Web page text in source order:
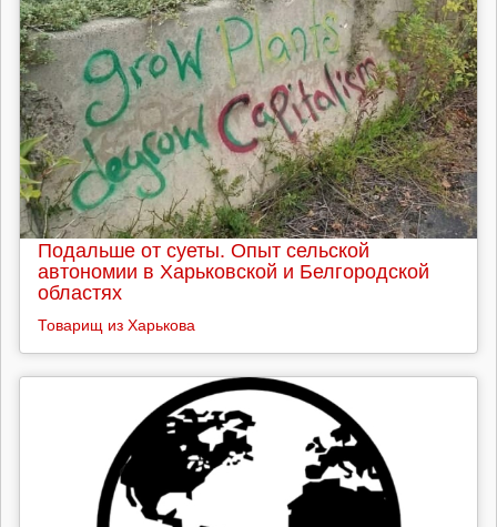
Подальше от суеты. Опыт сельской
автономии в Харьковской и Белгородской
областях
Товарищ из Харькова